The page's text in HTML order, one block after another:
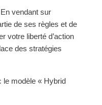
vendant sur
de ses règles et de
votre liberté d’action
des stratégies
le modèle « Hybrid